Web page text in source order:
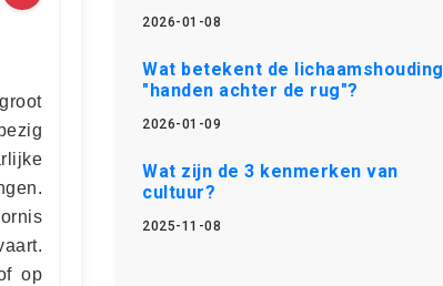
op
2026-01-08
Wat betekent de lichaamshouding
"handen achter de rug"?
2026-01-09
Wat zijn de 3 kenmerken van
cultuur?
2025-11-08